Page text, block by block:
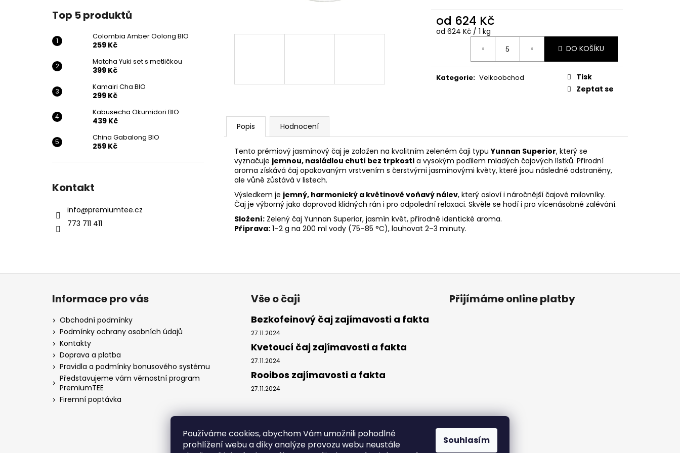
Používáme cookies, abychom Vám umožnili pohodlné
prohlížení webu a díky analýze provozu webu neustále
Souhlasím
Top 5 produktů
Colombia Amber Oolong BIO
259 Kč
Matcha Yuki set s metličkou
399 Kč
Kamairi Cha BIO
299 Kč
Kabusecha Okumidori BIO
439 Kč
China Gabalong BIO
259 Kč
Kontakt
info@premiumtee.cz
773 711 411
od 624 Kč
Měrná
od 624 Kč / 1 kg
DO KOŠÍKU
Kategorie: Velkoobchod
Tisk
Zeptat se
Popis Hodnocení
Tento prémiový jasmínový čaj je založen na kvalitním zeleném čaji typuYunnan Superior, který se
vyznačuje jemnou, nasládlou chutí bez trpkosti a vysokým podílem mladých čajových lístků. Přírodní
aroma získává čaj opakovaným vrstvením s čerstvými jasmínovými květy, které jsou následně odstraněny,
ale vůně zůstává v listech.
Výsledkem je jemný, harmonický a květinově voňavý nálev, který osloví i náročnější čajové milovníky.
Čaj je výborný jako doprovod klidných rán i pro odpolední relaxaci. Skvěle se hodí i pro vícenásobné zalévání.
Složení: Zelený čaj Yunnan Superior, jasmín květ, přírodně identické aroma.
Příprava: 1–2 g na 200 ml vody (75–85 °C), louhovat 2–3 minuty.
Z
Informace pro vás
Obchodní podmínky
Podmínky ochrany osobních údajů
Kontakty
Doprava a platba
Pravidla a podmínky bonusového systému
Představujeme vám věrnostní program
PremiumTEE
Firemní poptávka
Vše o čaji
Bezkofeinový čaj zajímavosti a fakta
27.11.2024
Kvetoucí čaj zajímavosti a fakta
27.11.2024
Rooibos zajímavosti a fakta
27.11.2024
Přijímáme online platby
Instagram